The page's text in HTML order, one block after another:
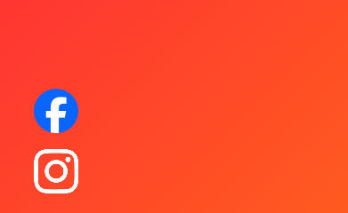
Facebook
Instagram